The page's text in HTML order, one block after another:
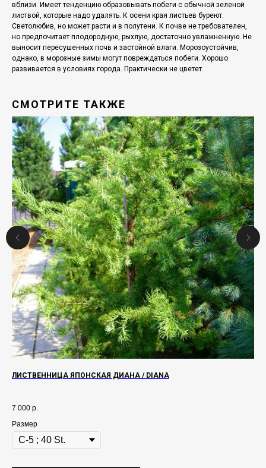
вблизи. Имеет тенденцию образовывать побеги с обычной зеленой
листвой, которые надо удалять. К осени края листьев буреют.
Светолюбив, но может расти и в полутени. К почве не требователен,
но предпочитает плодородную, рыхлую, достаточно увлажненную. Не
выносит пересушенных почв и застойной влаги. Морозоустойчив,
однако, в морозные зимы могут повреждаться побеги. Хорошо
развивается в условиях города. Практически не цветет.
СМОТРИТЕ ТАКЖЕ
ЛИСТВЕННИЦА ЯПОНСКАЯ ДИАНА / DIANA
7 000 р.
Размер